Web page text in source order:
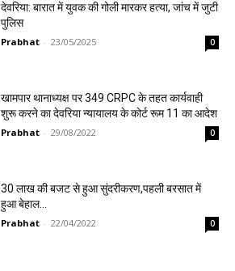
देवरिया: बारात में युवक की गोली मारकर हत्या, जांच में जुटी
पुलिस
Prabhat - 23/05/2025 0
खामपार थानाध्यक्ष पर 349 CRPC के तहत कार्यवाही
शुरू करने का देवरिया न्यायालय के कोर्ट रूम 11 का आदेश
Prabhat - 29/08/2022 0
30 लाख की बजट से हुआ सुंदरीकरण,पहली बरसात में
हुआ बेहाल…
Prabhat - 22/04/2022 0